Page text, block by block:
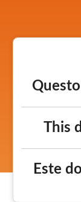
This
Este